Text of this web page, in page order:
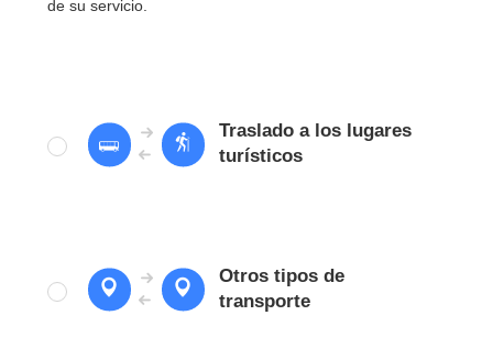
de su servicio.
Traslado a los lugares
turísticos
Otros tipos de
transporte